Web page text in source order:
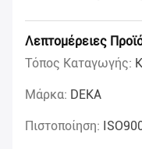
Λεπτομέρειες
Τόπος Καταγωγής:
Μάρκα: DEKA
Πιστοποίηση: